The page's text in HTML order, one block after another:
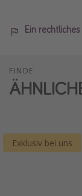
Ein
FINDE
Exklusiv bei uns